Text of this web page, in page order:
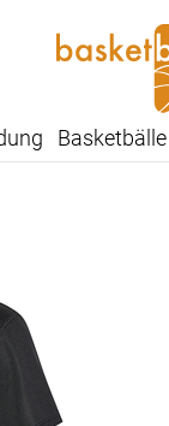
Basketbälle